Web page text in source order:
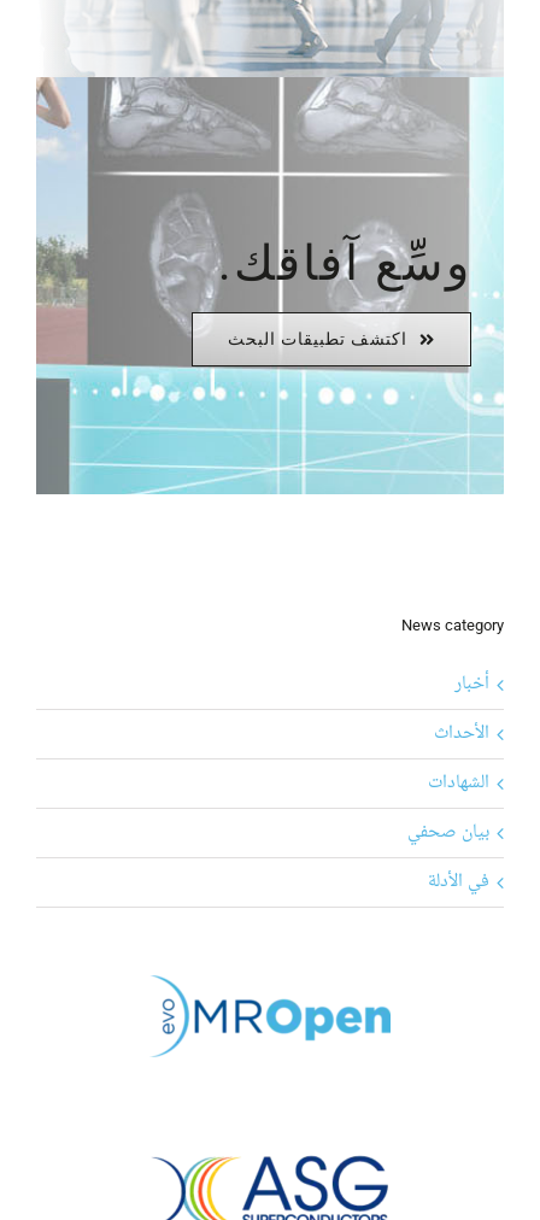
وسِّع آفاقك.
اكتشف تطبيقات البحث
News category
أخبار
الأحداث
الشهادات
بيان صحفي
في الأدلة